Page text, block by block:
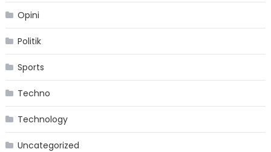
Opini
Politik
Sports
Techno
Technology
Uncategorized